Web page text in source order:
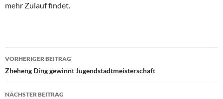
mehr Zulauf findet.
Beitragsnavigation
VORHERIGER BEITRAG
Zheheng Ding gewinnt Jugendstadtmeisterschaft
NÄCHSTER BEITRAG